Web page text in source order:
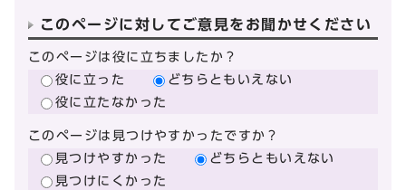
このページに対してご意見をお聞かせください
このページは役に立ちましたか？
役に立った
どちらともいえない
役に立たなかった
このページは見つけやすかったですか？
見つけやすかった
どちらともいえない
見つけにくかった